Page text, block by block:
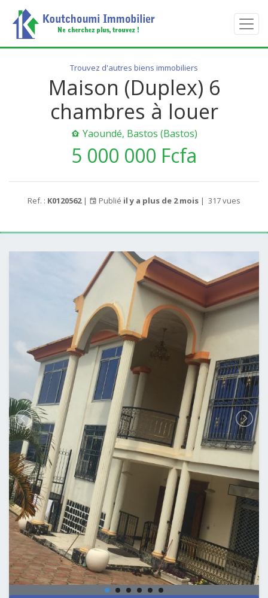
Trouvez d'autres biens immobiliers
Maison (Duplex) 6
chambres à louer
Yaoundé, Bastos (Bastos)
5 000 000 Fcfa
Ref. : K0120562| Publié il y a plus de 2 mois | 317 vues